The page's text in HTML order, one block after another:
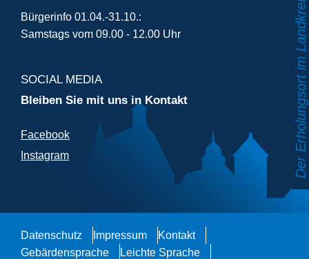
Bürgerinfo 01.04.-31.10.:
Samstags vom 09.00 - 12.00 Uhr
SOCIAL MEDIA
Bleiben Sie mit uns in Kontakt
Facebook
Instagram
Datenschutz Impressum
Kontakt
Gebärdensprache
Leichte Sprache